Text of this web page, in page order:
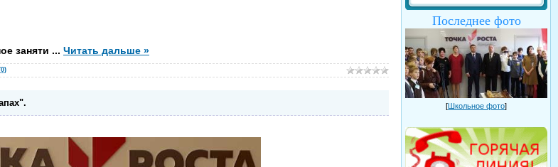
заняти ... Читать дальше »
Последнее фото
[Школьное фото]